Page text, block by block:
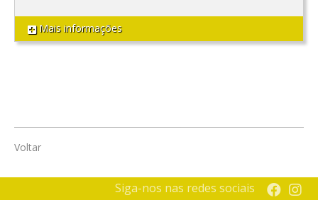
Mais informações
Voltar
Siga-nos nas redes sociais